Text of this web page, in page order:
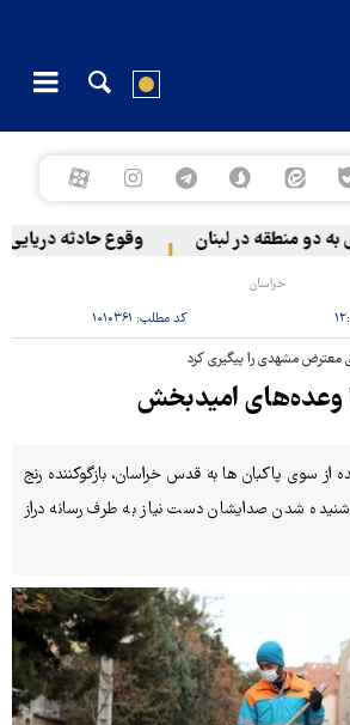
منطقه در لبنان وقوع حادثه دریایی در
خراسان
کد مطلب: ۱۰۱۰۳۶۱
معترض مشهدی را پیگیری کرد
وعده‌های امیدبخش
از سوی پاکبان ها به قدس خراسان، بازگوکننده رنج
شدن صدایشان دست نیاز به طرف رسانه دراز